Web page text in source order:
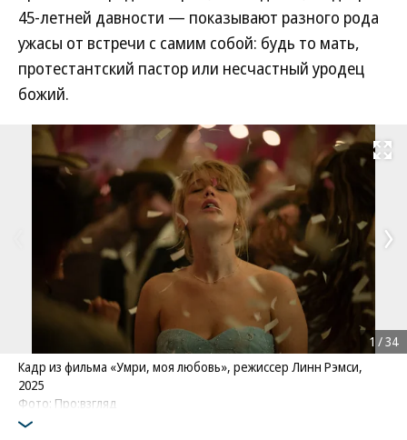
45-летней давности — показывают разного рода
ужасы от встречи с самим собой: будь то мать,
протестантский пастор или несчастный уродец
божий.
Развернуть
Кадр из фильма «Умри, моя любовь», режиссер Линн Рэмси,
2025
Фото: Про:взгляд
1 /34